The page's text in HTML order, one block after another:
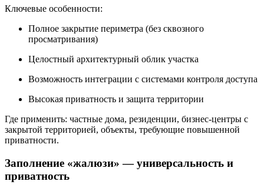
Ключевые особенности:
Полное закрытие периметра (без сквозного
просматривания)
Целостный архитектурный облик участка
Возможность интеграции с системами контроля доступа
Высокая приватность и защита территории
Где применить: частные дома, резиденции, бизнес-центры с
закрытой территорией, объекты, требующие повышенной
приватности.
Заполнение «жалюзи» — универсальность и
приватность